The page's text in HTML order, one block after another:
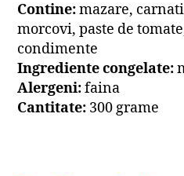
Contine:mazare,
morcovi, paste de
condimente
Ingrediente congelate:
Alergeni:faina
Cantitate: 300 grame